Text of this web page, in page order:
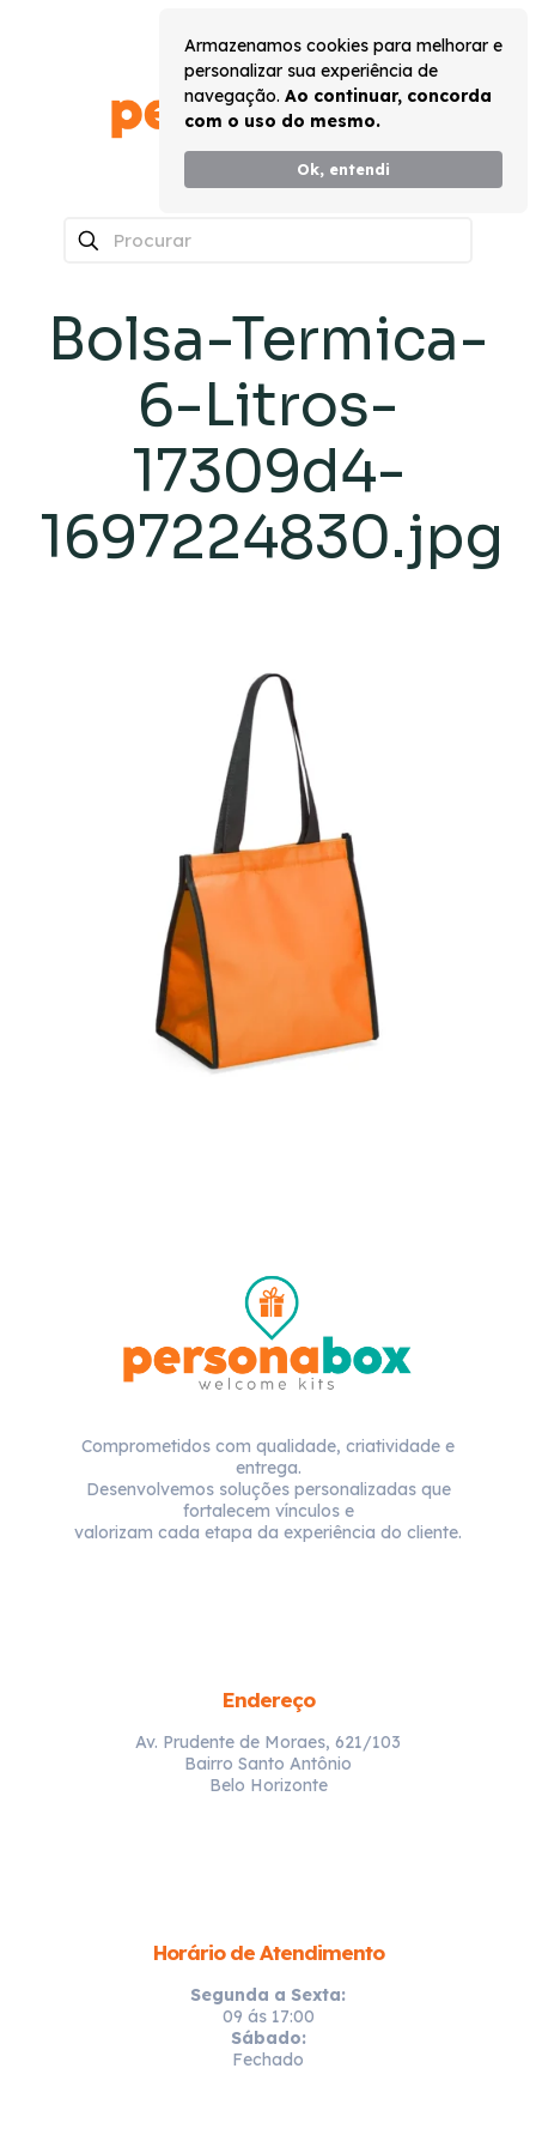
Armazenamos cookies para melhorar e
personalizar sua experiência de
navegação. Ao continuar, concorda
com o uso do mesmo.
Ok, entendi
Bolsa-Termica-
6-Litros-
17309d4-
1697224830.jpg
Comprometidos com qualidade, criatividade e
entrega.
Desenvolvemos soluções personalizadas que
fortalecem vínculos e
valorizam cada etapa da experiência do cliente.
Endereço
Av. Prudente de Moraes, 621/103
Bairro Santo Antônio
Belo Horizonte
Horário de Atendimento
Segunda a Sexta:
09 ás 17:00
Sábado:
Fechado